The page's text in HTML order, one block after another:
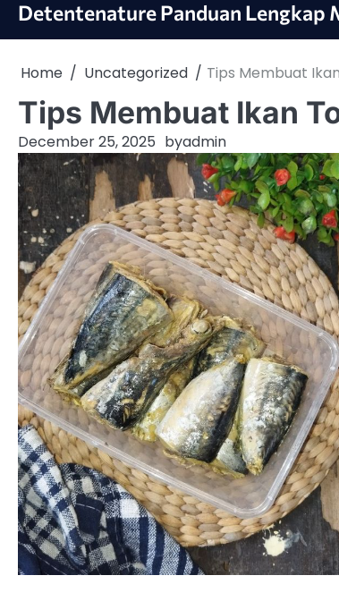
SkipDetentenature Panduan Lengkap
Home Uncategorized Tips Membuat
Tips Membuat Ikan
December 25, 2025 byadmin